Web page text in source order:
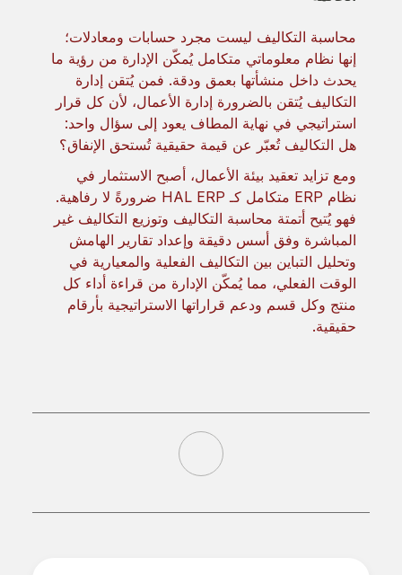
محاسبة التكاليف ليست مجرد حسابات ومعادلات؛
إنها نظام معلوماتي متكامل يُمكّن الإدارة من رؤية ما
يحدث داخل منشأتها بعمق ودقة. فمن يُتقن إدارة
التكاليف يُتقن بالضرورة إدارة الأعمال، لأن كل قرار
استراتيجي في نهاية المطاف يعود إلى سؤال واحد:
هل التكاليف تُعبّر عن قيمة حقيقية تُستحق الإنفاق؟
ومع تزايد تعقيد بيئة الأعمال، أصبح الاستثمار في
نظام ERP متكامل كـ HAL ERP ضرورةً لا رفاهية.
فهو يُتيح أتمتة محاسبة التكاليف وتوزيع التكاليف غير
المباشرة وفق أسس دقيقة وإعداد تقارير الهامش
وتحليل التباين بين التكاليف الفعلية والمعيارية في
الوقت الفعلي، مما يُمكّن الإدارة من قراءة أداء كل
منتج وكل قسم ودعم قراراتها الاستراتيجية بأرقام
حقيقية.